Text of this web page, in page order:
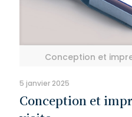
Conception et
5 janvier 2025
Conception et